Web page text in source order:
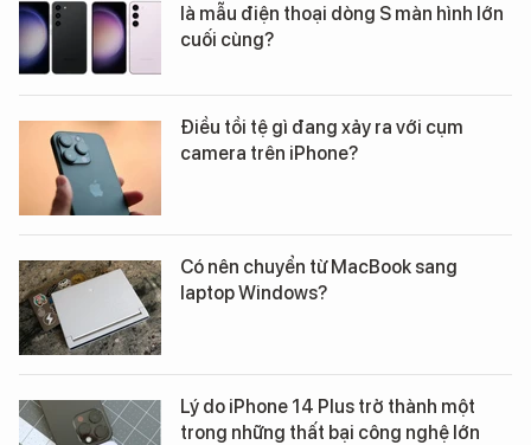
là mẫu điện thoại dòng S màn hình lớn
cuối cùng?
Điều tồi tệ gì đang xảy ra với cụm
camera trên iPhone?
Có nên chuyển từ MacBook sang
laptop Windows?
Lý do iPhone 14 Plus trở thành một
trong những thất bại công nghệ lớn